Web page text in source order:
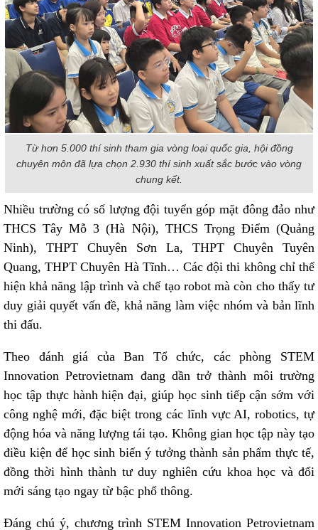
Từ hơn 5.000 thí sinh tham gia vòng loại quốc gia, hội đồng
chuyên môn đã lựa chọn 2.930 thí sinh xuất sắc bước vào vòng
chung kết.
Nhiều trường có số lượng đội tuyển góp mặt đông đảo như
THCS Tây Mỗ 3 (Hà Nội), THCS Trọng Điểm (Quảng
Ninh), THPT Chuyên Sơn La, THPT Chuyên Tuyên
Quang, THPT Chuyên Hà Tĩnh… Các đội thi không chỉ thể
hiện khả năng lập trình và chế tạo robot mà còn cho thấy tư
duy giải quyết vấn đề, khả năng làm việc nhóm và bản lĩnh
thi đấu.
Theo đánh giá của Ban Tổ chức, các phòng STEM
Innovation Petrovietnam đang dần trở thành môi trường
học tập thực hành hiện đại, giúp học sinh tiếp cận sớm với
công nghệ mới, đặc biệt trong các lĩnh vực AI, robotics, tự
động hóa và năng lượng tái tạo. Không gian học tập này tạo
điều kiện để học sinh biến ý tưởng thành sản phẩm thực tế,
đồng thời hình thành tư duy nghiên cứu khoa học và đổi
mới sáng tạo ngay từ bậc phổ thông.
Đáng chú ý, chương trình STEM Innovation Petrovietnam